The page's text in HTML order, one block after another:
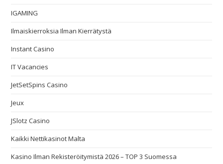
IGAMING
Ilmaiskierroksia Ilman Kierrätystä
Instant Casino
IT Vacancies
JetSetSpins Casino
Jeux
JSlotz Casino
Kaikki Nettikasinot Malta
Kasino Ilman Rekisteröitymistä 2026 – TOP 3 Suomessa